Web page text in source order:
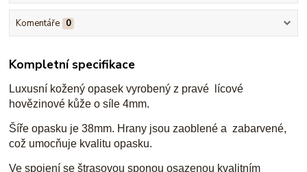
Komentáře 0
Kompletní specifikace
Luxusní kožený opasek vyrobený z pravé lícové
hovězinové kůže o síle 4mm.
Šíře opasku je 38mm. Hrany jsou zaoblené a zabarvené,
což umocňuje kvalitu opasku.
Ve spojení se štrasovou sponou osazenou kvalitním